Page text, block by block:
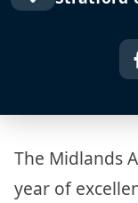
The Midlands
year of